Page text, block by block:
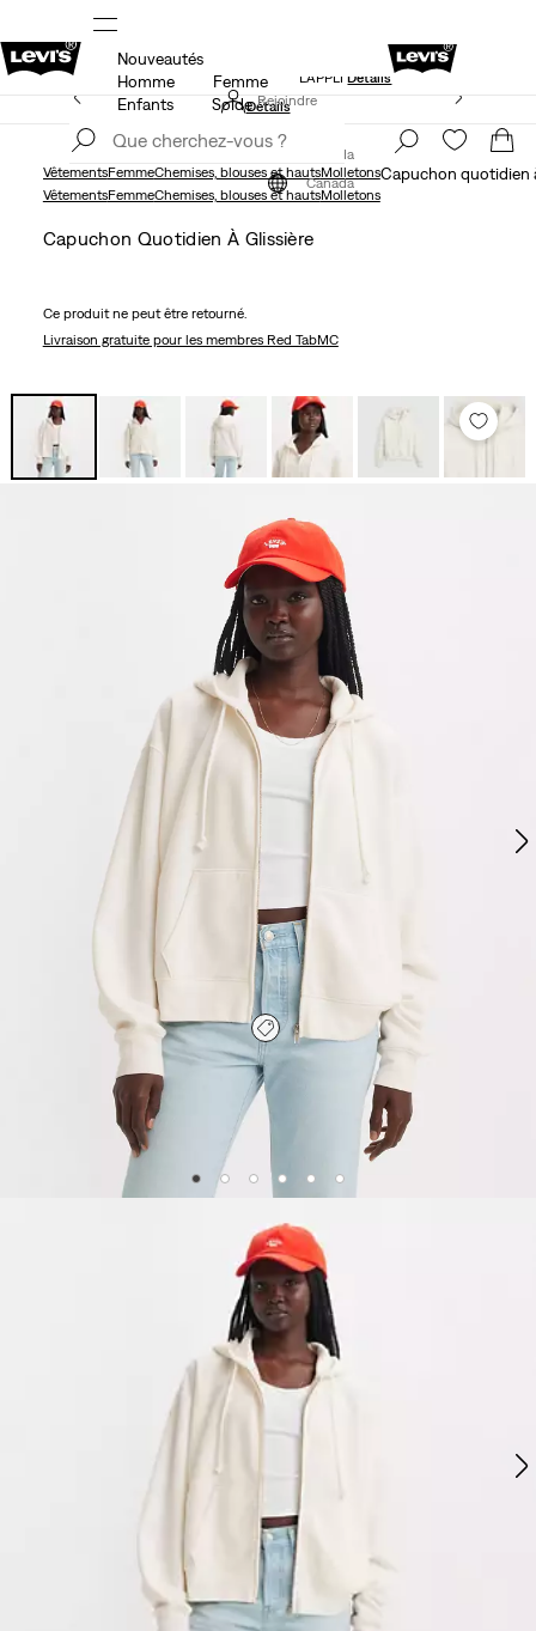
LE MEILLEUR DE LEVI'SMD – MAINTENANT DANS
L’APPLIDétails
Rejoindre
Canada
Nouveautés
Homme
Femme
Enfants
Solde
15 % DE RABAIS SUR VOTRE PREMIÈRE COMMANDE
Détails
maintenant
Canada
VêtementsFemmeChemises, blouses et hautsMolletonsCapuchon quotidien
VêtementsFemmeChemises, blouses et hautsMolletons
Capuchon Quotidien À Glissière
Ce produit ne peut être retourné.
Livraison gratuitepour les membres Red TabMC